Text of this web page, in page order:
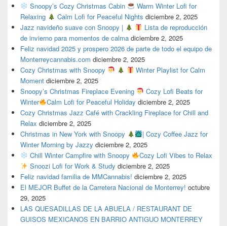
Snoopy’s Cozy Christmas Cabin
Warm Winter Lofi for
Relaxing
Calm Lofi for Peaceful Nights diciembre 2, 2025
Jazz navideño suave con Snoopy |
Lista de reproducción
de invierno para momentos de calma diciembre 2, 2025
Feliz navidad 2025 y prospero 2026 de parte de todo el equipo de
Monterreycannabis.com diciembre 2, 2025
Cozy Christmas with Snoopy
Winter Playlist for Calm
Moment diciembre 2, 2025
Snoopy’s Christmas Fireplace Evening
Cozy Lofi Beats for
Winter
Calm Lofi for Peaceful Holiday diciembre 2, 2025
Cozy Christmas Jazz Café with Crackling Fireplace for Chill and
Relax diciembre 2, 2025
Christmas in New York with Snoopy
| Cozy Coffee Jazz for
Winter Morning by Jazzy diciembre 2, 2025
Chill Winter Campfire with Snoopy
Cozy Lofi Vibes to Relax
Snoozi Lofi for Work & Study diciembre 2, 2025
Feliz navidad familia de MMCannabis! diciembre 2, 2025
El MEJOR Buffet de la Carretera Nacional de Monterrey! octubre
29, 2025
LAS QUESADILLAS DE LA ABUELA / RESTAURANT DE
GUISOS MEXICANOS EN BARRIO ANTIGUO MONTERREY